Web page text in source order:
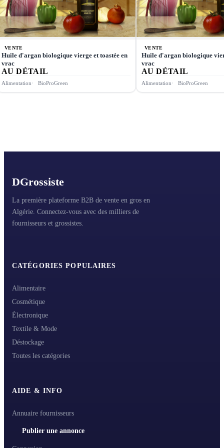
VENTE
Huile d'argan biologique vierge et toastée en
vrac
AU DÉTAIL
Alimentation BioProGreen
VENTE
Huile d'argan biologique
vrac
AU DÉTAIL
Alimentation BioProGreen
DGrossiste
La première plateforme B2B de vente en gros en
Algérie. Connectez-vous avec des milliers de
fournisseurs et grossistes.
CATÉGORIES POPULAIRES
Alimentaire
Cosmétique
Électronique
Textile & Mode
Déstockage
Toutes les catégories
AIDE & INFO
Annuaire fournisseurs
Publier une annonce